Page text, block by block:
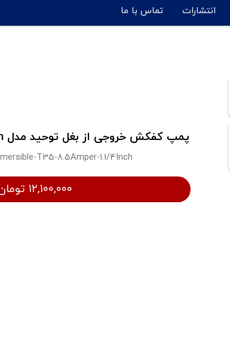
انتشارات تماس با ما
پمپ کفکش خروجی از بغل توحید مدل T35-8.5Amper-1.1/4Inch
T35-8.5Amper-1.1/4Inch
۱۲,۱۰۰,۰۰۰ تومان